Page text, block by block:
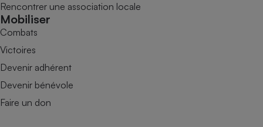
Rencontrer une association locale
Mobiliser
Combats
Victoires
Devenir adhérent
Devenir bénévole
Faire un don